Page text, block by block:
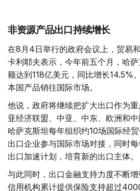
非资源产品出口持续增长
在8月4日举行的政府会议上，贸易
卡利耶夫表示，今年前五个月，哈
额达到118亿美元，同比增长14.5%
本国产品销往国际市场。
他说，政府将继续把扩大出口作为
亚经济联盟、中亚、中东、欧洲和中
哈萨克斯坦每年组织约10场国际经
出口企业参与国际市场对接，同时
出口加速计划，培育新的出口主体。
与此同时，出口金融支持力度不断
信用机构累计提供保险支持超过